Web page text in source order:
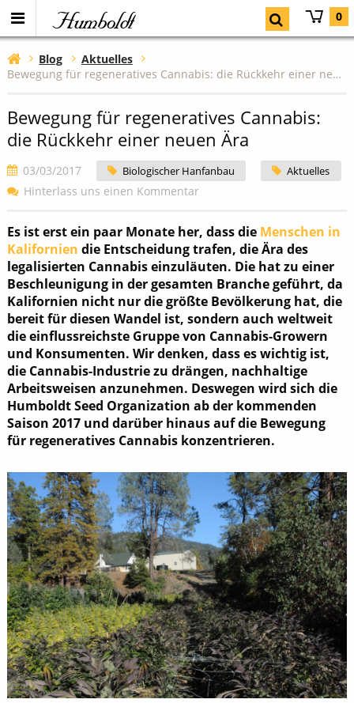
Humboldt 0
Blog
Aktuelles
Bewegung für regeneratives Cannabis: die Rückkehr einer neuen Ära
Bewegung für regeneratives Cannabis:
die Rückkehr einer neuen Ära
03/03/2017 Biologischer Hanfanbau Aktuelles
Hinterlass uns einen Kommentar
Es ist erst ein paar Monate her, dass die Menschen in
Kalifornien die Entscheidung trafen, die Ära des
legalisierten Cannabis einzuläuten. Die hat zu einer
Beschleunigung in der gesamten Branche geführt, da
Kalifornien nicht nur die größte Bevölkerung hat, die
bereit für diesen Wandel ist, sondern auch weltweit
die einflussreichste Gruppe von Cannabis-Growern
und Konsumenten. Wir denken, dass es wichtig ist,
die Cannabis-Industrie zu drängen, nachhaltige
Arbeitsweisen anzunehmen. Deswegen wird sich die
Humboldt Seed Organization ab der kommenden
Saison 2017 und darüber hinaus auf die Bewegung
für regeneratives Cannabis konzentrieren.